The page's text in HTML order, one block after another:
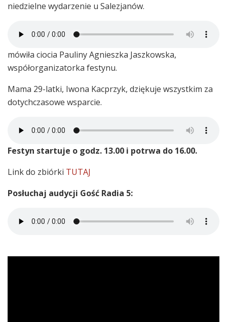
niedzielne wydarzenie u Salezjanów.
mówiła ciocia Pauliny Agnieszka Jaszkowska,
współorganizatorka festynu.
Mama 29-latki, Iwona Kacprzyk, dziękuje wszystkim za
dotychczasowe wsparcie.
Festyn startuje o godz. 13.00 i potrwa do 16.00.
Link do zbiórki TUTAJ
Posłuchaj audycji Gość Radia 5: